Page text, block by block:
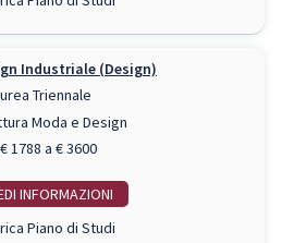
Industriale (Design)
Triennale
Moda e Design
1788 a € 3600
INFO
Piano di Studi